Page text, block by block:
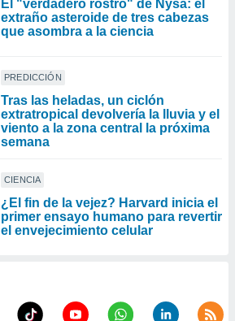
El "verdadero rostro" de Nysa: el
extraño asteroide de tres cabezas
que asombra a la ciencia
PREDICCIÓN
Tras las heladas, un ciclón
extratropical devolvería la lluvia y el
viento a la zona central la próxima
semana
CIENCIA
¿El fin de la vejez? Harvard inicia el
primer ensayo humano para revertir
el envejecimiento celular